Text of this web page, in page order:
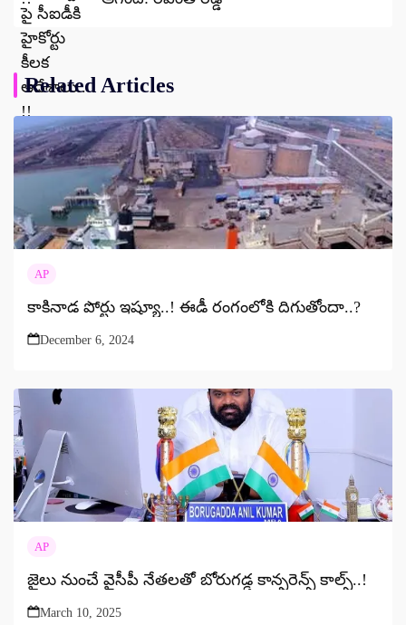
Related Articles
AP
కాకినాడ పోర్టు ఇష్యూ..! ఈడీ రంగంలోకి దిగుతోందా..?
December 6, 2024
AP
జైలు నుంచే వైసీపీ నేతలతో బోరుగడ్డ కాన్ఫరెన్స్ కాల్స్..!
March 10, 2025